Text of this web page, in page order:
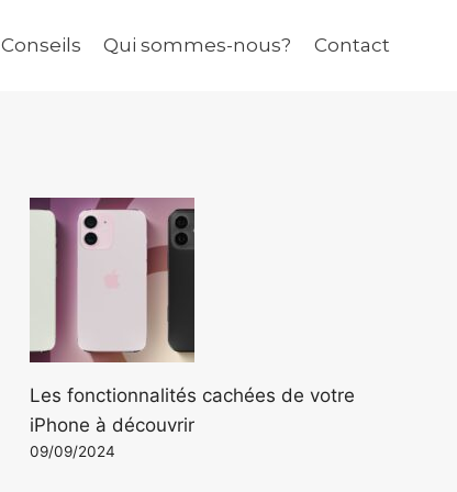
Conseils Qui sommes-nous? Contact
Les fonctionnalités cachées de votre
iPhone à découvrir
09/09/2024